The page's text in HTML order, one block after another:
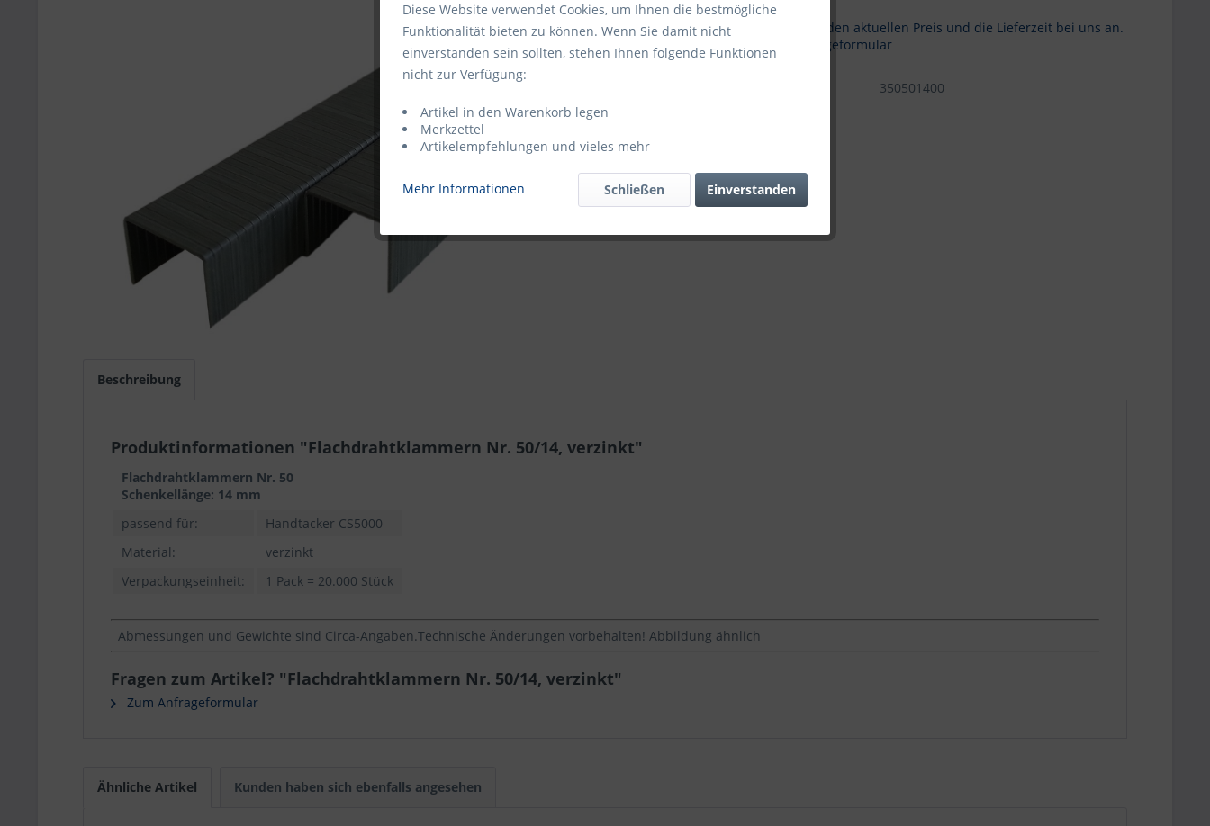
Bitte fragen Sie den aktuellen Preis und die Lieferzeit bei uns an.
Zum Anfrageformular
350501400
Beschreibung
Produktinformationen "Flachdrahtklammern Nr. 50/14, verzinkt"
Flachdrahtklammern Nr. 50
Schenkellänge: 14 mm
passend für:
Handtacker CS5000
Material:
verzinkt
Verpackungseinheit:
1 Pack = 20.000 Stück
Abmessungen und Gewichte sind Circa-Angaben.Technische Änderungen vorbehalten! Abbildung ähnlich
Fragen zum Artikel? "Flachdrahtklammern Nr. 50/14, verzinkt"
Zum Anfrageformular
Ähnliche Artikel Kunden haben sich ebenfalls angesehen
Diese Website verwendet Cookies, um Ihnen die bestmögliche
Funktionalität bieten zu können. Wenn Sie damit nicht
einverstanden sein sollten, stehen Ihnen folgende Funktionen
nicht zur Verfügung:
Artikel in den Warenkorb legen
Merkzettel
Artikelempfehlungen und vieles mehr
Mehr Informationen Einverstanden
Schließen